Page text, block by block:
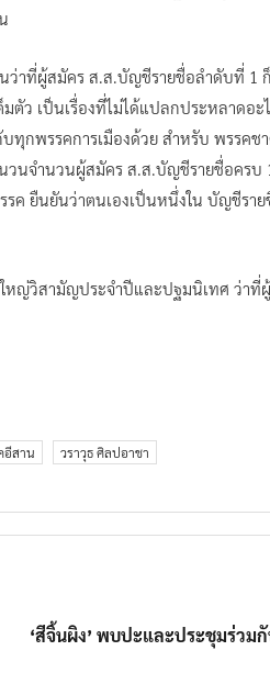
ว่าที่ผู้สมัคร ส.ส.บัญชีรายชื่อลำดับที่ 1
ตัว เป็นเรื่องที่ไม่ได้แปลกประหลาดอะ
บทุกพรรคการเมืองด้วย สำหรับ พรรคช
วนจำนวนผู้สมัคร ส.ส.บัญชีรายชื่อครบ
ค ยืนยันว่าตนเองเป็นหนึ่งใน บัญชีรา
ใหญ่วิสามัญประจำปีและปฐมนิเทศ ว่าที่
อีสาน วราวุธ ศิลปอาชา
‘สีจิ้นผิง’ พบปะและประชุมร่วมกั